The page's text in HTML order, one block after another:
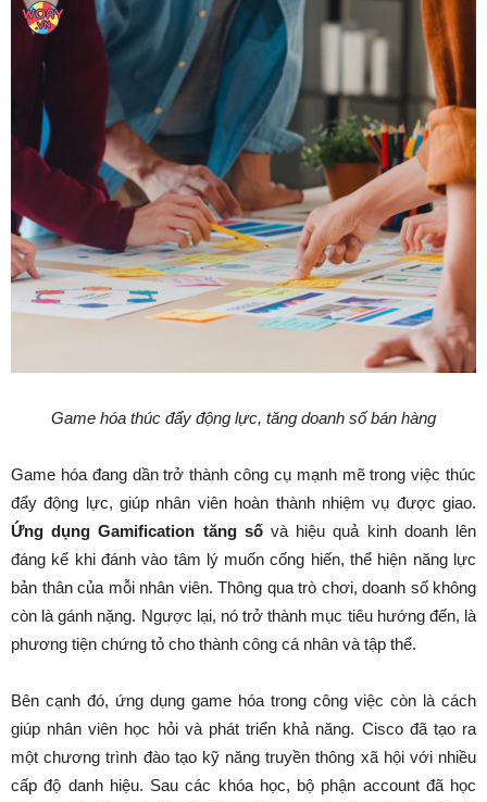
Game hóa thúc đẩy động lực, tăng doanh số bán hàng
Game hóa đang dần trở thành công cụ mạnh mẽ trong việc thúc
đẩy động lực, giúp nhân viên hoàn thành nhiệm vụ được giao.
Ứng dụng Gamification tăng số và hiệu quả kinh doanh lên
đáng kể khi đánh vào tâm lý muốn cống hiến, thể hiện năng lực
bản thân của mỗi nhân viên. Thông qua trò chơi, doanh số không
còn là gánh nặng. Ngược lại, nó trở thành mục tiêu hướng đến, là
phương tiện chứng tỏ cho thành công cá nhân và tập thể.
Bên cạnh đó, ứng dụng game hóa trong công việc còn là cách
giúp nhân viên học hỏi và phát triển khả năng. Cisco đã tạo ra
một chương trình đào tạo kỹ năng truyền thông xã hội với nhiều
cấp độ danh hiệu. Sau các khóa học, bộ phận account đã học